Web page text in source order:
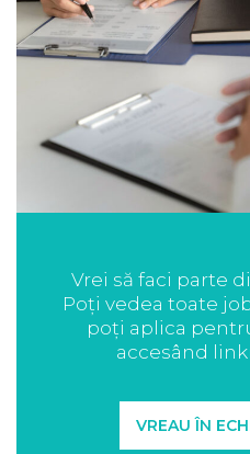
Vrei să faci parte
Poți vedea toate
poți aplica
accesând
VREAU ÎN